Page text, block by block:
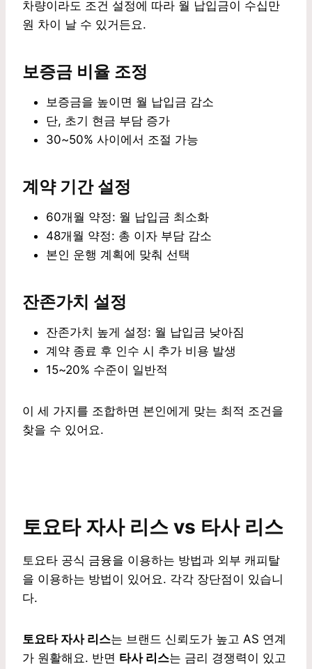
차량이라도 조건 설정에 따라 월 납입금이 수십만
원 차이 날 수 있거든요.
보증금 비율 조정
보증금을 높이면 월 납입금 감소
단, 초기 현금 부담 증가
30~50% 사이에서 조절 가능
계약 기간 설정
60개월 약정: 월 납입금 최소화
48개월 약정: 총 이자 부담 감소
본인 운행 계획에 맞춰 선택
잔존가치 설정
잔존가치 높게 설정: 월 납입금 낮아짐
계약 종료 후 인수 시 추가 비용 발생
15~20% 수준이 일반적
이 세 가지를 조합하면 본인에게 맞는 최적 조건을
찾을 수 있어요.
토요타 자사 리스 vs 타사 리스
토요타 공식 금융을 이용하는 방법과 외부 캐피탈
을 이용하는 방법이 있어요. 각각 장단점이 있습니
다.
토요타 자사 리스는 브랜드 신뢰도가 높고 AS 연계
가 원활해요. 반면 타사 리스는 금리 경쟁력이 있고